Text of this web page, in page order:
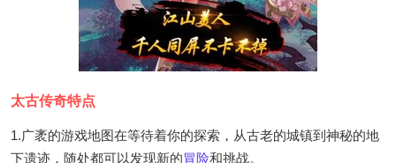
太古传奇特点
1.广袤的游戏地图在等待着你的探索，从古老的城镇到神秘的地
下遗迹，随处都可以发现新的冒险和挑战。